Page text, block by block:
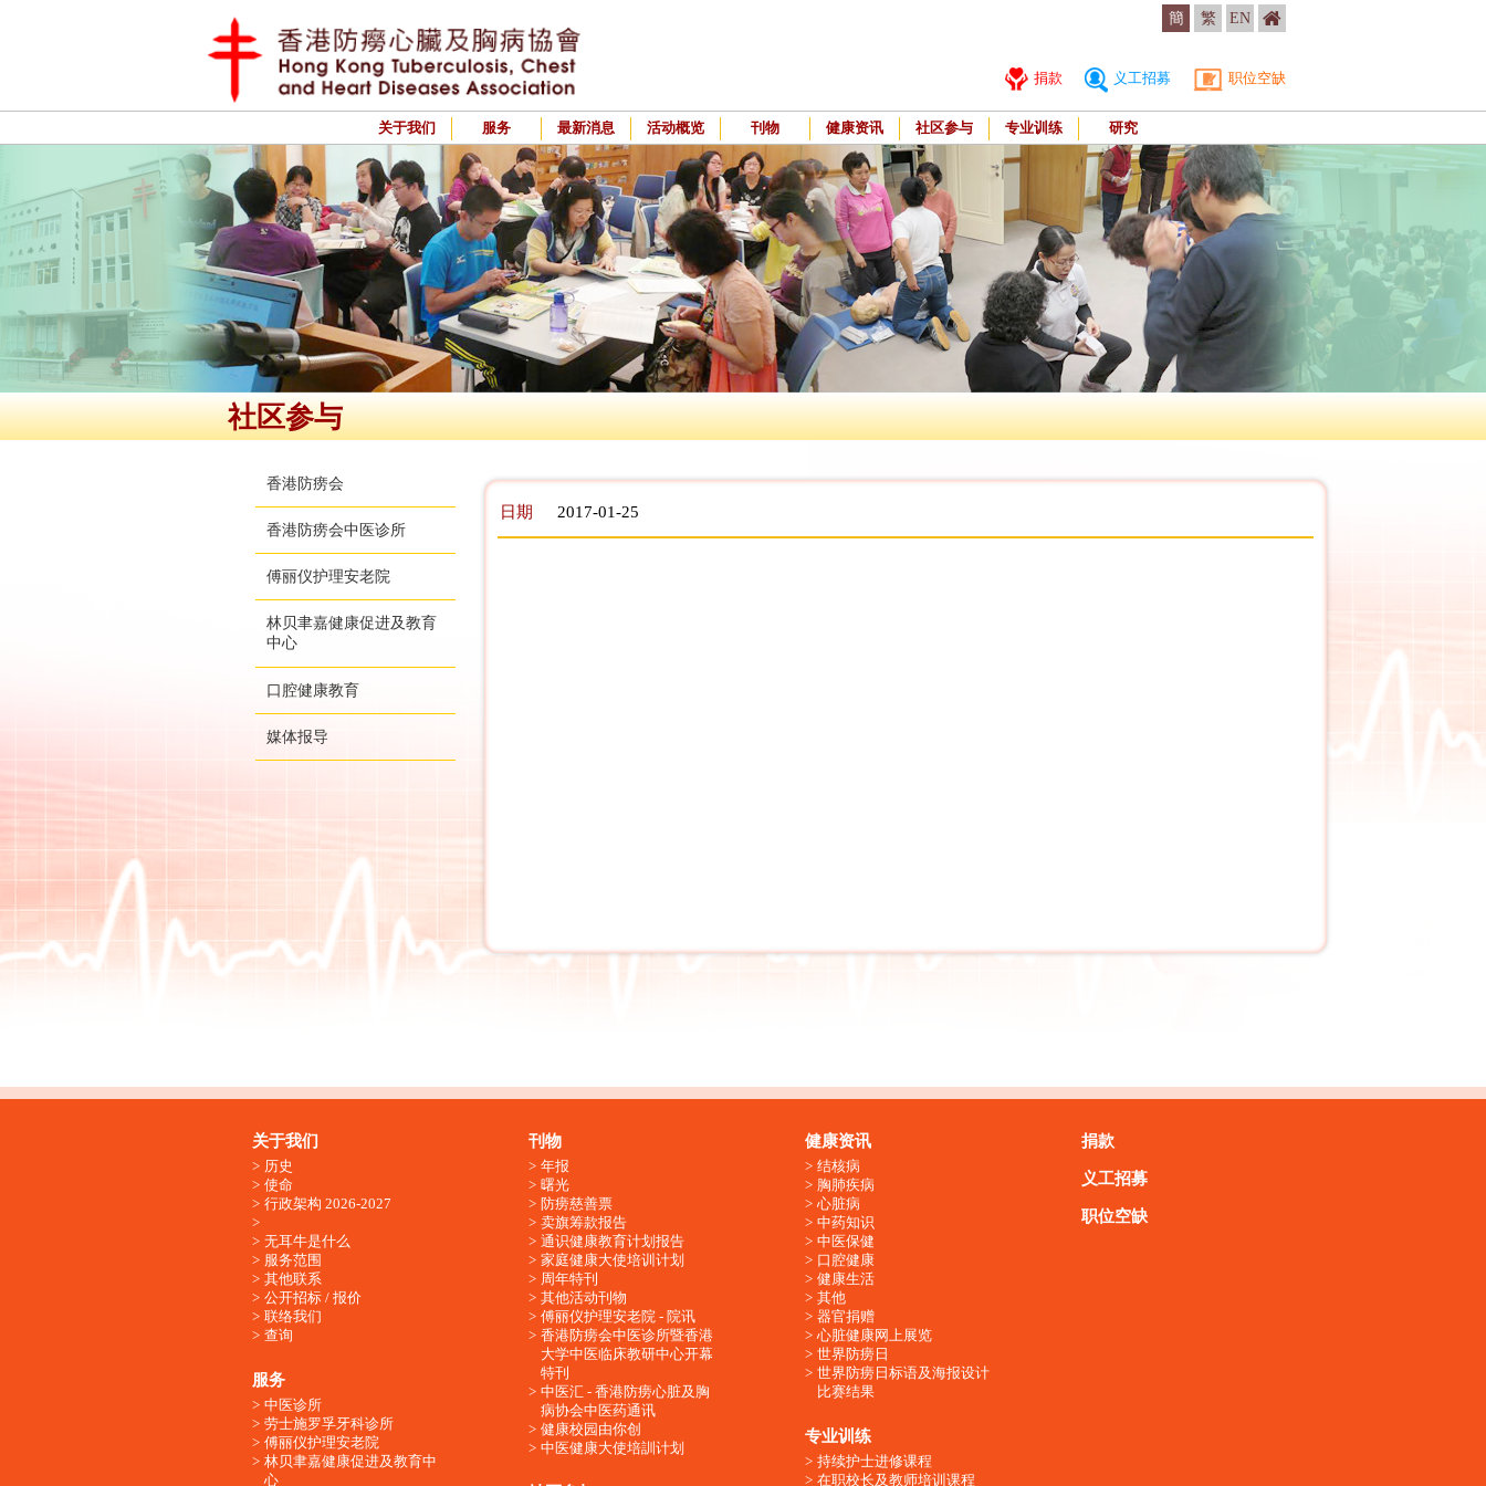
簡 繁 EN
捐款 义工招募 职位空缺
关于我们 服务 最新消息 活动概览 刊物 健康资讯 社区参与 专业训练 研究
社区参与
香港防痨会
香港防痨会中医诊所
傅丽仪护理安老院
林贝聿嘉健康促进及教育
中心
口腔健康教育
媒体报导
日期 2017-01-25
关于我们
历史
使命
行政架构 2026-2027
无耳牛是什么
服务范围
其他联系
公开招标 / 报价
联络我们
查询
服务
中医诊所
劳士施罗孚牙科诊所
傅丽仪护理安老院
林贝聿嘉健康促进及教育中
心
刊物
年报
曙光
防痨慈善票
卖旗筹款报告
通识健康教育计划报告
家庭健康大使培训计划
周年特刊
其他活动刊物
傅丽仪护理安老院 - 院讯
香港防痨会中医诊所暨香港
大学中医临床教研中心开幕
特刊
中医汇 - 香港防痨心脏及胸
病协会中医药通讯
健康校园由你创
中医健康大使培訓计划
健康资讯
结核病
胸肺疾病
心脏病
中药知识
中医保健
口腔健康
健康生活
其他
器官捐赠
心脏健康网上展览
世界防痨日
世界防痨日标语及海报设计
比赛结果
专业训练
持续护士进修课程
在职校长及教师培训课程
捐款
义工招募
职位空缺